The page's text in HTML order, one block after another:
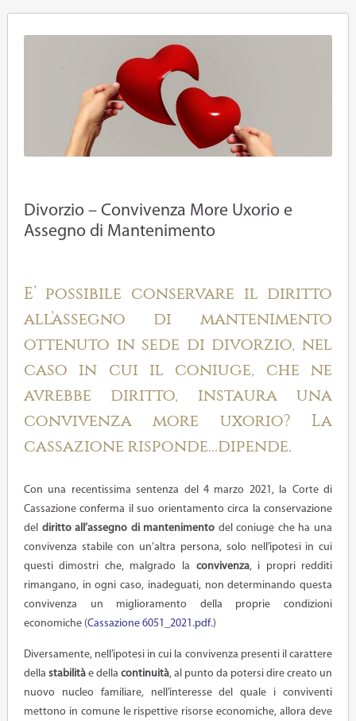
Divorzio – Convivenza More Uxorio e
Assegno di Mantenimento
E’ possibile conservare il diritto
all’assegno di mantenimento
ottenuto in sede di divorzio, nel
caso in cui il coniuge, che ne
avrebbe diritto, instaura una
convivenza more uxorio? La
cassazione risponde…dipende.
Con una recentissima sentenza del 4 marzo 2021, la Corte di
Cassazione conferma il suo orientamento circa la conservazione
del diritto all’assegno di mantenimento del coniuge che ha una
convivenza stabile con un’altra persona, solo nell’ipotesi in cui
questi dimostri che, malgrado la convivenza, i propri redditi
rimangano, in ogni caso, inadeguati, non determinando questa
convivenza un miglioramento della proprie condizioni
economiche (Cassazione 6051_2021.pdf.)
Diversamente, nell’ipotesi in cui la convivenza presenti il carattere
della stabilitàe della continuità, al punto da potersi dire creato un
nuovo nucleo familiare, nell’interesse del quale i conviventi
mettono in comune le rispettive risorse economiche, allora deve